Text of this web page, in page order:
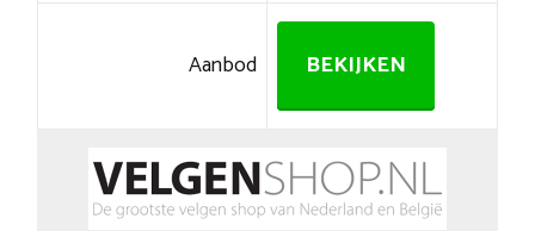
Aanbod BEKIJKEN